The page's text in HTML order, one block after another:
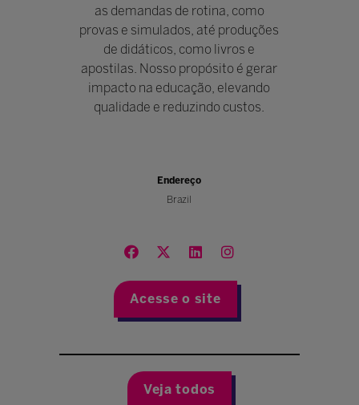
as demandas de rotina, como
provas e simulados, até produções
de didáticos, como livros e
apostilas. Nosso propósito é gerar
impacto na educação, elevando
qualidade e reduzindo custos.
Endereço
Brazil
Acesse o site
Veja todos